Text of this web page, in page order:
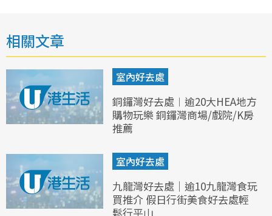
相關文章
室內好去處
銅鑼灣好去處︱逾20大HEA地方
購物玩樂 銅鑼灣商場/戲院/K房
推薦
室內好去處
九龍灣好去處｜逾10九龍灣食玩
買推介 假日行街美食好去處輕
鬆行平山